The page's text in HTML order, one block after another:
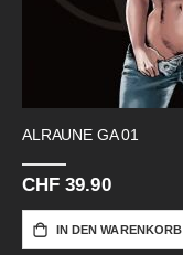
ALRAUNE GA 01
CHF 39.90
IN DEN WARENKORB